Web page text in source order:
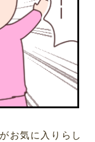
お気に入りらし